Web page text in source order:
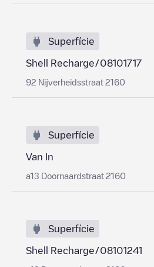
Superfície
Shell Recharge/08101717
92 Nijverheidsstraat 2160
Superfície
Van In
a13 Doornaardstraat 2160
Superfície
Shell Recharge/08101241